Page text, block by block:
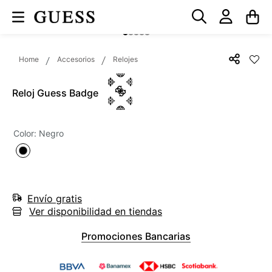
Accesorios Relojes
Reloj Guess Badge
Color: Negro
Envío gratis
Ver disponibilidad en tiendas
Promociones Bancarias